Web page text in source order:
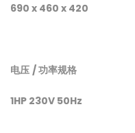
690 x 460 x 420
电压 /功率规格
1HP 230V 50Hz